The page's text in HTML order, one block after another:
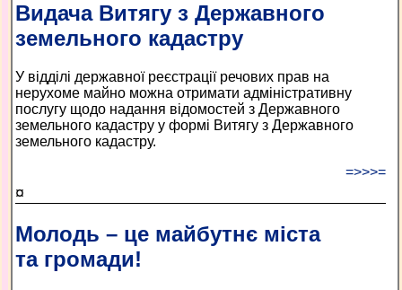
Видача Витягу з Державного
земельного кадастру
У відділі державної реєстрації речових прав на
нерухоме майно можна отримати адміністративну
послугу щодо надання відомостей з Державного
земельного кадастру у формі Витягу з Державного
земельного кадастру.
=>>>=
¤
Молодь – це майбутнє міста
та громади!